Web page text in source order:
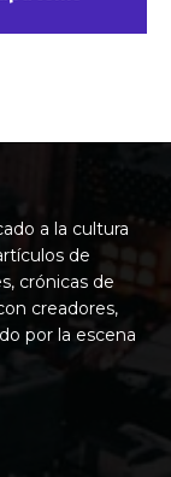
a la cultura
de
crónicas de
creadores,
por la escena